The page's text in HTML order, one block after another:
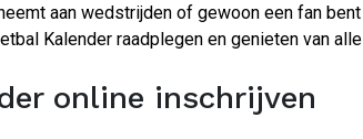
aan wedstrijden of gewoon een fan bent
Kalender raadplegen en genieten van alle
online inschrijven